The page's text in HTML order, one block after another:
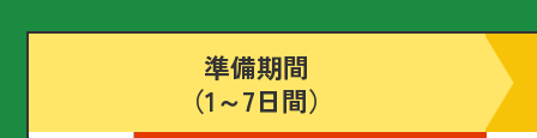
準備期間
（1～7日間）